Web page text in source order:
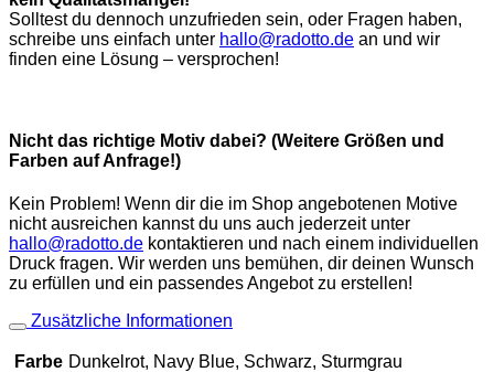
Solltest du dennoch unzufrieden sein, oder Fragen haben,
schreibe uns einfach unter hallo@radotto.de an und wir
finden eine Lösung – versprochen!
Nicht das richtige Motiv dabei? (Weitere Größen und
Farben auf Anfrage!)
Kein Problem! Wenn dir die im Shop angebotenen Motive
nicht ausreichen kannst du uns auch jederzeit unter
hallo@radotto.de kontaktieren und nach einem individuellen
Druck fragen. Wir werden uns bemühen, dir deinen Wunsch
zu erfüllen und ein passendes Angebot zu erstellen!
Zusätzliche Informationen
Farbe Dunkelrot, Navy Blue, Schwarz, Sturmgrau